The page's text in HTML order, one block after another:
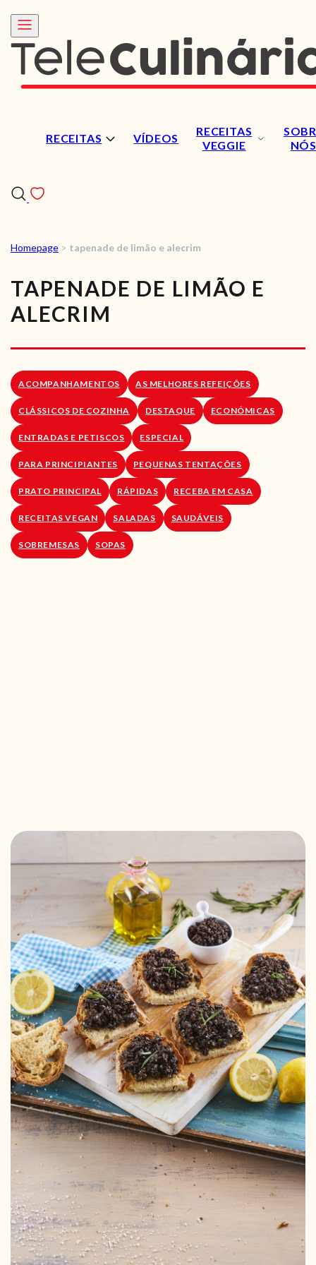
RECEITAS VÍDEOS
RECEITAS
VEGGIE
NÓS
RECEITAS
VÍDEOS
LOJA ONLINE
BLOG
Homepage > tapenade de limão e alecrim
TAPENADE DE LIMÃO E
ALECRIM
ACOMPANHAMENTOS AS MELHORES REFEIÇÕES
CLÁSSICOS DE COZINHA DESTAQUE ECONÓMICAS
ENTRADAS E PETISCOS ESPECIAL
PARA PRINCIPIANTES PEQUENAS TENTAÇÕES
PRATO PRINCIPAL RÁPIDAS RECEBA EM CASA
RECEITAS VEGAN SALADAS SAUDÁVEIS
SOBREMESAS SOPAS